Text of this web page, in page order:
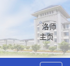
洛师
主页